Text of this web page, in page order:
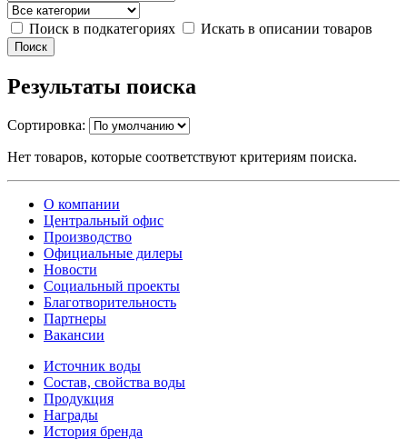
Поиск в подкатегориях Искать в описании товаров
Результаты поиска
Сортировка:
Нет товаров, которые соответствуют критериям поиска.
О компании
Центральный офис
Производство
Официальные дилеры
Новости
Социальный проекты
Благотворительность
Партнеры
Вакансии
Источник воды
Состав, свойства воды
Продукция
Награды
История бренда